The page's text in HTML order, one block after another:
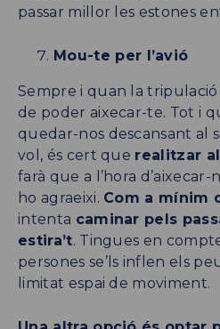
passar millor les estones
Mou-te per l’avió
Sempre i quan la
de poder aixecar-te. Tot i
quedar-nos descansant al
vol, és cert que realitzar
farà que a l’hora
ho agraeixi. Com a mínim
intenta caminar pels
estira’t. Tingues en
persones se’ls inflen els
limitat espai de moviment.